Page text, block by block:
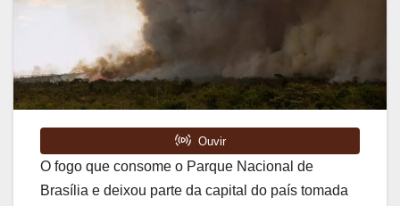
O fogo que consome o Parque Nacional de
Brasília e deixou parte da capital do país tomada